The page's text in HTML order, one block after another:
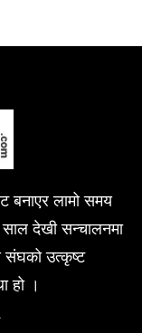
बनाएर लामो समय
देखी सन्चालनमा
संघको उत्कृष्ट
हो ।